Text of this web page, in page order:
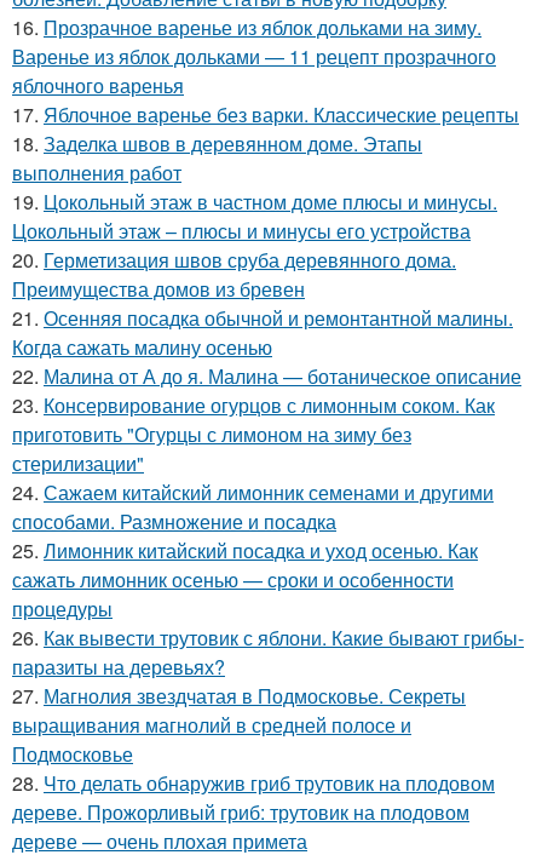
16. Прозрачное варенье из яблок дольками на зиму.
Варенье из яблок дольками — 11 рецепт прозрачного
яблочного варенья
17. Яблочное варенье без варки. Классические рецепты
18. Заделка швов в деревянном доме. Этапы
выполнения работ
19. Цокольный этаж в частном доме плюсы и минусы.
Цокольный этаж – плюсы и минусы его устройства
20. Герметизация швов сруба деревянного дома.
Преимущества домов из бревен
21. Осенняя посадка обычной и ремонтантной малины.
Когда сажать малину осенью
22. Малина от А до я. Малина — ботаническое описание
23. Консервирование огурцов с лимонным соком. Как
приготовить "Огурцы с лимоном на зиму без
стерилизации"
24. Сажаем китайский лимонник семенами и другими
способами. Размножение и посадка
25. Лимонник китайский посадка и уход осенью. Как
сажать лимонник осенью — сроки и особенности
процедуры
26. Как вывести трутовик с яблони. Какие бывают грибы-
паразиты на деревьях?
27. Магнолия звездчатая в Подмосковье. Секреты
выращивания магнолий в средней полосе и
Подмосковье
28. Что делать обнаружив гриб трутовик на плодовом
дереве. Прожорливый гриб: трутовик на плодовом
дереве — очень плохая примета